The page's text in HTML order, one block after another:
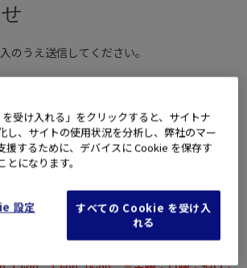
のうえ送信してください。
各お問い合わせ窓口】よりお問い合わせく
弊社休日を除く翌々営業日になる場合がご
ただきますよう、よろしくお願いいたしま
を受け入れる」をクリックすると、サイトナ
し、サイトの使用状況を分析し、弊社のマー
援するために、デバイスに Cookie を保存す
になります。
設定
すべての Cookie を受け入
れる